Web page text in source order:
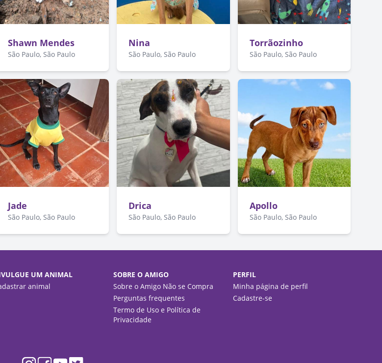
Shawn Mendes
São Paulo, São Paulo
Nina
São Paulo, São Paulo
Torrãozinho
São Paulo, São Paulo
Jade
São Paulo, São Paulo
Drica
São Paulo, São Paulo
Apollo
São Paulo, São Paulo
UM ANIMAL
animal
SOBRE O AMIGO
Sobre o Amigo Não se Compra
Perguntas frequentes
Termo de Uso e Política de
Privacidade
PERFIL
Minha página de perfil
Cadastre-se